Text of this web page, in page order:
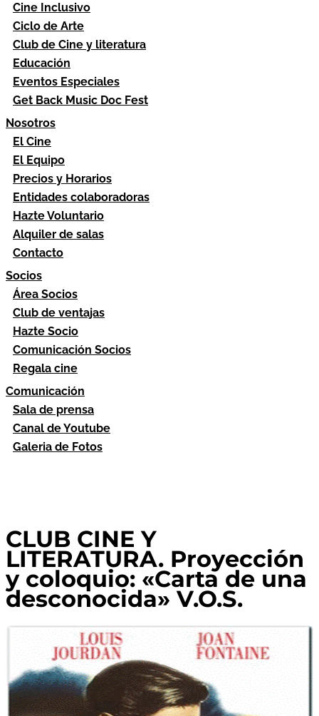
Cine Inclusivo
Ciclo de Arte
Club de Cine y literatura
Educación
Eventos Especiales
Get Back Music Doc Fest
Nosotros
El Cine
El Equipo
Precios y Horarios
Entidades colaboradoras
Hazte Voluntario
Alquiler de salas
Contacto
Socios
Área Socios
Club de ventajas
Hazte Socio
Comunicación Socios
Regala cine
Comunicación
Sala de prensa
Canal de Youtube
Galeria de Fotos
CLUB CINE Y
LITERATURA. Proyección
y coloquio: «Carta de una
desconocida» V.O.S.